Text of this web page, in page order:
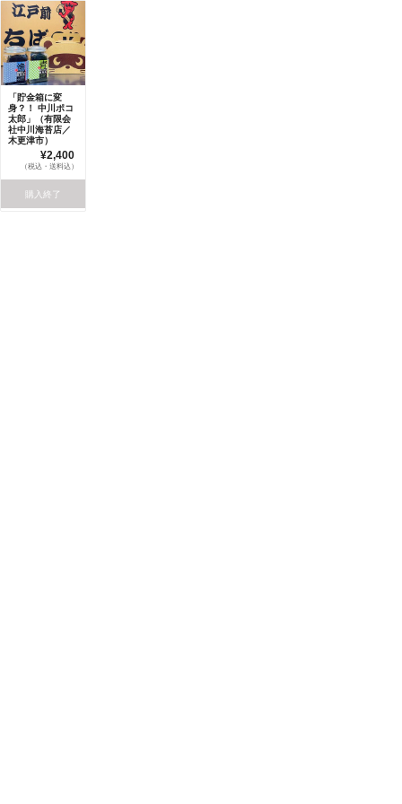
「貯金箱に変
身？！ 中川ポコ
太郎」（有限会
社中川海苔店／
木更津市）
¥2,400
（税込・送料込）
購入終了